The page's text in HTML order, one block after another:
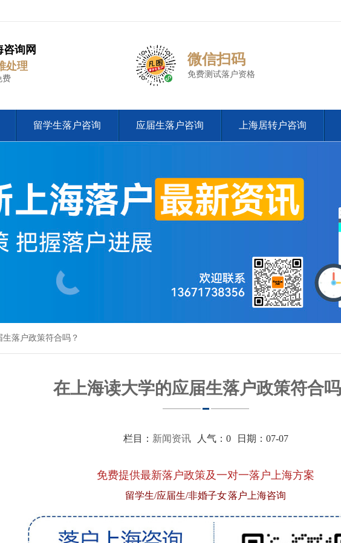
咨询网
处理
费
微信扫码
免费测试落户资格
留学生落户咨询 应届生落户咨询 上海居转户咨询
落户政策符合吗？
在上海读大学的应届生落户政策符合
栏目： 新闻资讯人气： 0日期：07-07
免费提供最新落户政策及一对一落户上海方案
留学生/应届生/非婚子女 落户上海咨询